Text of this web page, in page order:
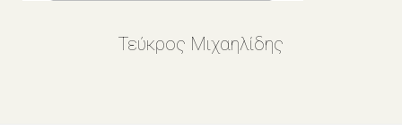
Τεύκρος Μιχαηλίδης